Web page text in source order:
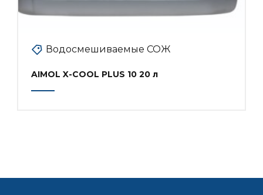
Водосмешиваемые СОЖ
AIMOL X-COOL PLUS 10 20 л